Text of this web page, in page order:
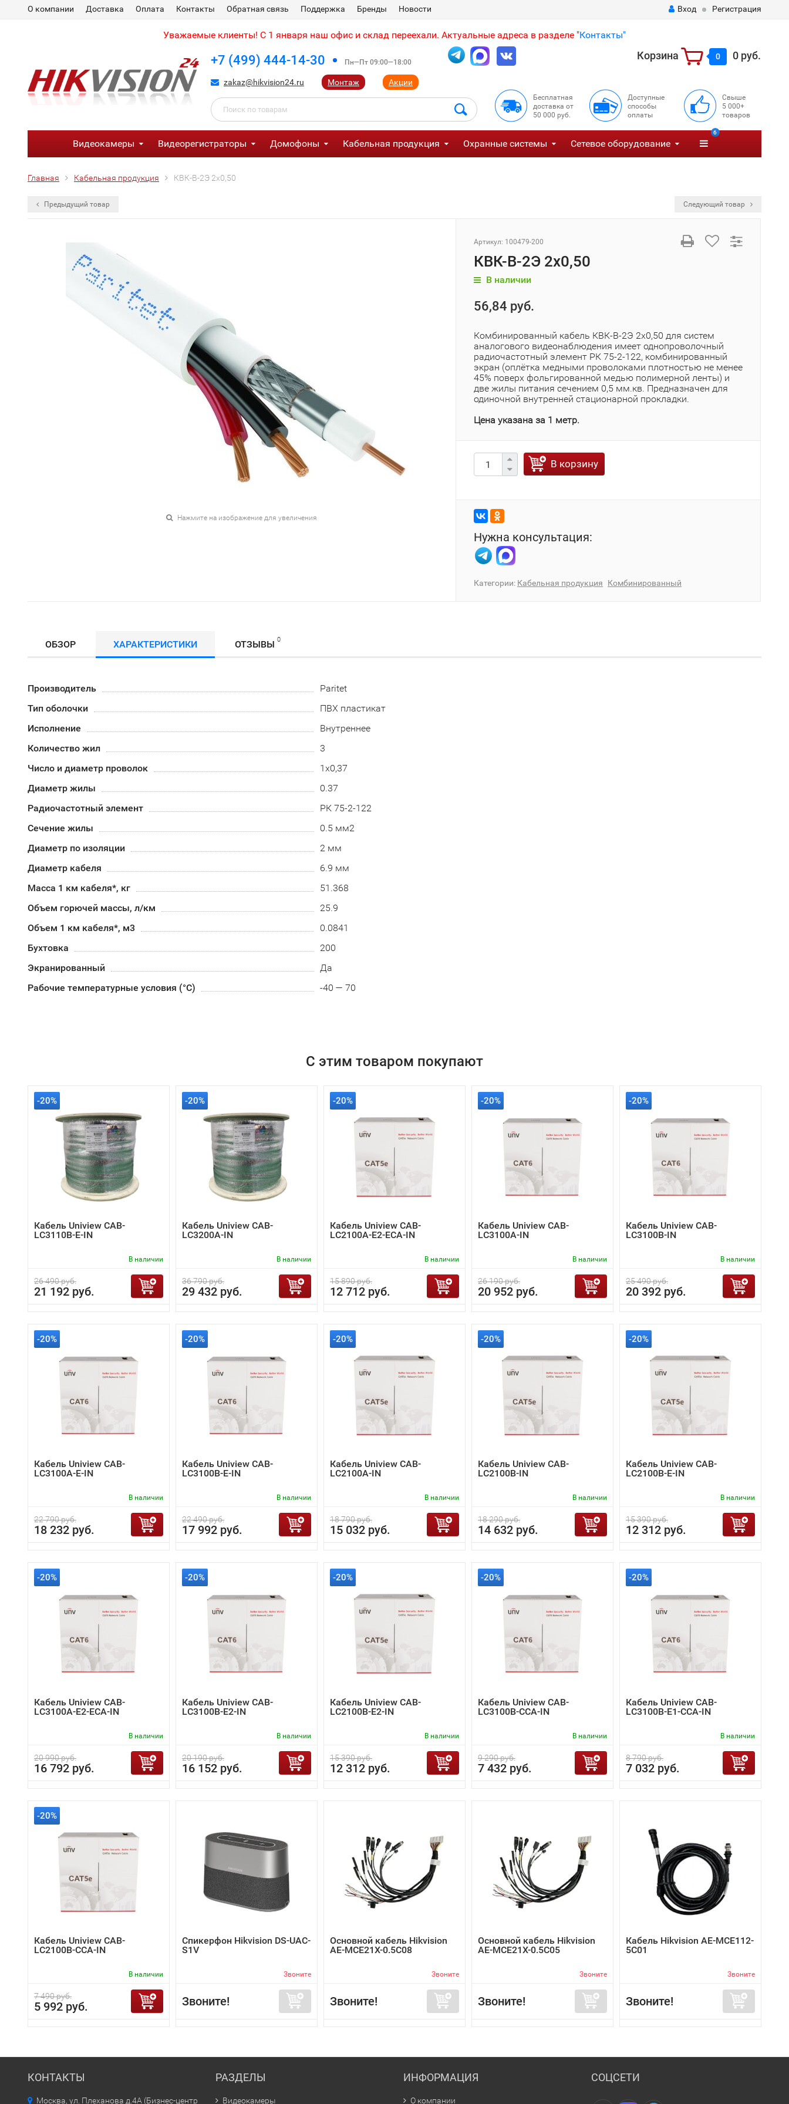
О компании Доставка Оплата Контакты Обратная связь Поддержка Бренды Новости Вход Регистрация
Уважаемые клиенты! С 1 января наш офис и склад переехали. Актуальные адреса в разделе "Контакты"
+7 (499) 444-14-30 Пн—Пт 09:00—18:00
zakaz@hikvision24.ru Монтаж Акции
Корзина 0 0 руб.
Бесплатная
доставка от
50 000 руб.
Доступные
способы
оплаты
Свыше
5 000+
товаров
Видеокамеры Видеорегистраторы Домофоны Кабельная продукция Охранные системы Сетевое оборудование
6
Главная Кабельная продукция КВК-В-2Э 2х0,50
Предыдущий товар Следующий товар
Нажмите на изображение для увеличения
Артикул: 100479-200
КВК-В-2Э 2х0,50
В наличии
56,84 руб.
Комбинированный кабель КВК-В-2Э 2х0,50 для систем
аналогового видеонаблюдения имеет однопроволочный
радиочастотный элемент РК 75-2-122, комбинированный
экран (оплётка медными проволоками плотностью не менее
45% поверх фольгированной медью полимерной ленты) и
две жилы питания сечением 0,5 мм.кв. Предназначен для
одиночной внутренней стационарной прокладки.
Цена указана за 1 метр.
В корзину
Нужна консультация:
Категории: Кабельная продукция Комбинированный
ОБЗОР ХАРАКТЕРИСТИКИ ОТЗЫВЫ 0
Производитель
Paritet
Тип оболочки
ПВХ пластикат
Исполнение
Внутреннее
Количество жил
3
Число и диаметр проволок
1х0,37
Диаметр жилы
0.37
Радиочастотный элемент
РК 75-2-122
Сечение жилы
0.5 мм2
Диаметр по изоляции
2 мм
Диаметр кабеля
6.9 мм
Масса 1 км кабеля*, кг
51.368
Объем горючей массы, л/км
25.9
Объем 1 км кабеля*, м3
0.0841
Бухтовка
200
Экранированный
Да
Рабочие температурные условия (°С)
-40 — 70
С этим товаром покупают
-20%
Кабель Uniview CAB-
LC3110B-E-IN
В наличии
26 490 руб.
21 192 руб.
-20%
Кабель Uniview CAB-
LC3200A-IN
В наличии
36 790 руб.
29 432 руб.
-20%
Кабель Uniview CAB-
LC2100A-E2-ECA-IN
В наличии
15 890 руб.
12 712 руб.
-20%
Кабель Uniview CAB-
LC3100A-IN
В наличии
26 190 руб.
20 952 руб.
-20%
Кабель Uniview CAB-
LC3100B-IN
В наличии
25 490 руб.
20 392 руб.
-20%
Кабель Uniview CAB-
LC3100A-E-IN
В наличии
22 790 руб.
18 232 руб.
-20%
Кабель Uniview CAB-
LC3100B-E-IN
В наличии
22 490 руб.
17 992 руб.
-20%
Кабель Uniview CAB-
LC2100A-IN
В наличии
18 790 руб.
15 032 руб.
-20%
Кабель Uniview CAB-
LC2100B-IN
В наличии
18 290 руб.
14 632 руб.
-20%
Кабель Uniview CAB-
LC2100B-E-IN
В наличии
15 390 руб.
12 312 руб.
-20%
Кабель Uniview CAB-
LC3100A-E2-ECA-IN
В наличии
20 990 руб.
16 792 руб.
-20%
Кабель Uniview CAB-
LC3100B-E2-IN
В наличии
20 190 руб.
16 152 руб.
-20%
Кабель Uniview CAB-
LC2100B-E2-IN
В наличии
15 390 руб.
12 312 руб.
-20%
Кабель Uniview CAB-
LC3100B-CCA-IN
В наличии
9 290 руб.
7 432 руб.
-20%
Кабель Uniview CAB-
LC3100B-E1-CCA-IN
В наличии
8 790 руб.
7 032 руб.
-20%
Кабель Uniview CAB-
LC2100B-CCA-IN
В наличии
7 490 руб.
5 992 руб.
Спикерфон Hikvision DS-UAC-
S1V
Звоните
Звоните!
Основной кабель Hikvision
AE-MCE21X-0.5C08
Звоните
Звоните!
Основной кабель Hikvision
AE-MCE21X-0.5C05
Звоните
Звоните!
Кабель Hikvision AE-MCE112-
5C01
Звоните
Звоните!
КОНТАКТЫ
Москва, ул. Плеханова д.4А (Бизнес-центр
РАЗДЕЛЫ
Видеокамеры
ИНФОРМАЦИЯ
О компании
СОЦСЕТИ